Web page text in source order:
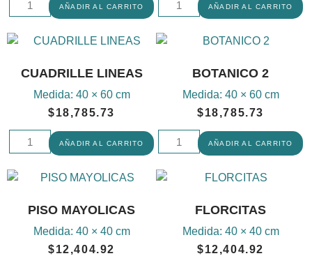
AÑADIR AL CARRITO AÑADIR AL CARRITO
CUADRILLE LINEAS
Medida: 40 × 60 cm
$18,785.73
AÑADIR AL CARRITO
BOTANICO 2
Medida: 40 × 60 cm
$18,785.73
AÑADIR AL CARRITO
PISO MAYOLICAS
Medida: 40 × 40 cm
$12,404.92
FLORCITAS
Medida: 40 × 40 cm
$12,404.92